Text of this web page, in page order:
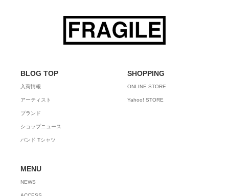
BLOG TOP
入荷情報
アーティスト
ブランド
ショップニュース
バンド Tシャツ
SHOPPING
ONLINE STORE
Yahoo! STORE
MENU
NEWS